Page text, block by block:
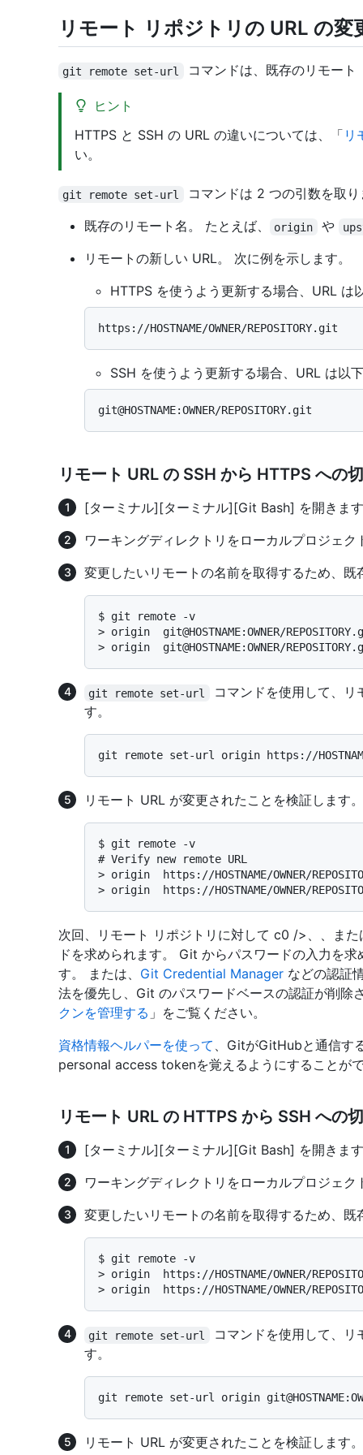
リモート リポジトリの URL の変
git remote set-url コマンドは、既存のリモー
ヒント
HTTPS と SSH の URL の違いについては、「 リ
い。
git remote set-url
コマンドは 2 つの引数を取
既存のリモート名。 たとえば、
origin や
リモートの新しい URL。 次に例を示します。
HTTPS を使うよう更新する場合、URL は
SSH を使うよう更新する場合、URL は以
リモート URL の SSH から HTTPS への
[ターミナル][ターミナル][Git Bash] を開きま
ワーキングディレクトリをローカルプロジェク
変更したいリモートの名前を取得するため、
$ git remote -v
> origin  git@HOSTNAME:OWNER/
> origin  git@HOSTNAME:OWNER/
git remote set-url
コマンドを使用して、
す。
リモート URL が変更されたことを検証します。
$ git remote -v
# Verify new remote URL
> origin  https://HOSTNAME/OWNER/
> origin  https://HOSTNAME/OWNER/
次回、リモート リポジトリに対して c0 />、 、ま
ドを求められます。 Git からパスワードの入力を
す。 または、 Git Credential Manager などの認証
法を優先し、Git のパスワードベースの認証が削除
クンを管理する 」をご覧ください。
資格情報ヘルパーを使って 、GitがGitHubと通信す
personal access tokenを覚えるようにすることが
リモート URL の HTTPS から SSH への
[ターミナル][ターミナル][Git Bash] を開きま
ワーキングディレクトリをローカルプロジェク
変更したいリモートの名前を取得するため、
$ git remote -v
> origin  https://HOSTNAME/OWNER/
> origin  https://HOSTNAME/OWNER/
git remote set-url
コマンドを使用して、
す。
リモート URL が変更されたことを検証します。